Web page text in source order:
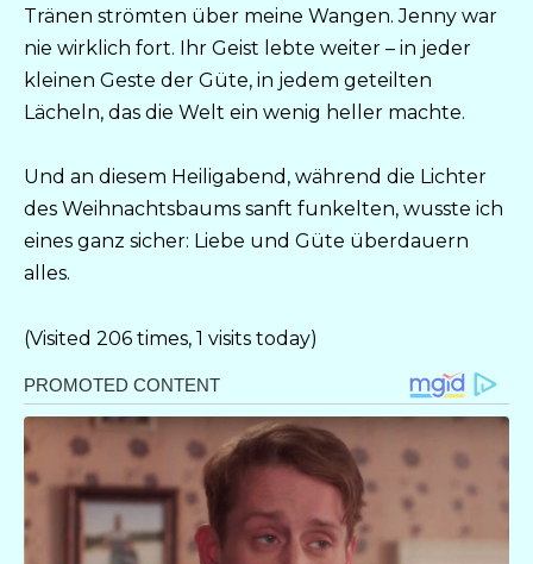
Tränen strömten über meine Wangen. Jenny war
nie wirklich fort. Ihr Geist lebte weiter – in jeder
kleinen Geste der Güte, in jedem geteilten
Lächeln, das die Welt ein wenig heller machte.
Und an diesem Heiligabend, während die Lichter
des Weihnachtsbaums sanft funkelten, wusste ich
eines ganz sicher: Liebe und Güte überdauern
alles.
(Visited 206 times, 1 visits today)